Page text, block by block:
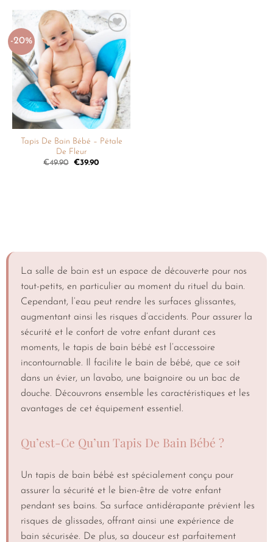
-20%
Ajouter
à la
liste de
souhaits
Tapis De Bain Bébé – Pétale
De Fleur
€49.90 €39.90
La salle de bain est un espace de découverte pour nos
tout-petits, en particulier au moment du rituel du bain.
Cependant, l’eau peut rendre les surfaces glissantes,
augmentant ainsi les risques d’accidents. Pour assurer la
sécurité et le confort de votre enfant durant ces
moments, le tapis de bain bébé est l’accessoire
incontournable. Il facilite le bain de bébé, que ce soit
dans un évier, un lavabo, une baignoire ou un bac de
douche. Découvrons ensemble les caractéristiques et les
avantages de cet équipement essentiel.
Qu’est-Ce Qu’un Tapis De Bain Bébé ?
Un tapis de bain bébé est spécialement conçu pour
assurer la sécurité et le bien-être de votre enfant
pendant ses bains. Sa surface antidérapante prévient les
risques de glissades, offrant ainsi une expérience de
bain sécurisée. De plus, sa douceur est parfaitement